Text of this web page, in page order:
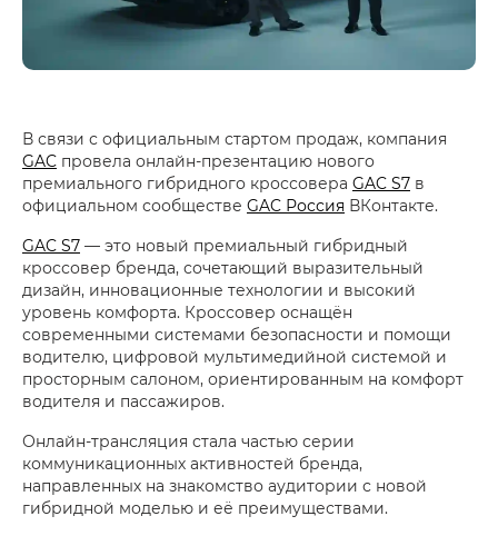
В связи с официальным стартом продаж, компания
GAC провела онлайн-презентацию нового
премиального гибридного кроссовера GAC S7 в
официальном сообществе GAC Россия ВКонтакте.
GAC S7 — это новый премиальный гибридный
кроссовер бренда, сочетающий выразительный
дизайн, инновационные технологии и высокий
уровень комфорта. Кроссовер оснащён
современными системами безопасности и помощи
водителю, цифровой мультимедийной системой и
просторным салоном, ориентированным на комфорт
водителя и пассажиров.
Онлайн-трансляция стала частью серии
коммуникационных активностей бренда,
направленных на знакомство аудитории с новой
гибридной моделью и её преимуществами.